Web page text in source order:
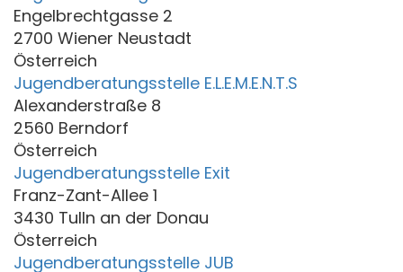
Engelbrechtgasse 2
2700 Wiener Neustadt
Österreich
Jugendberatungsstelle E.L.E.M.E.N.T.S
Alexanderstraße 8
2560 Berndorf
Österreich
Jugendberatungsstelle Exit
Franz-Zant-Allee 1
3430 Tulln an der Donau
Österreich
Jugendberatungsstelle JUB